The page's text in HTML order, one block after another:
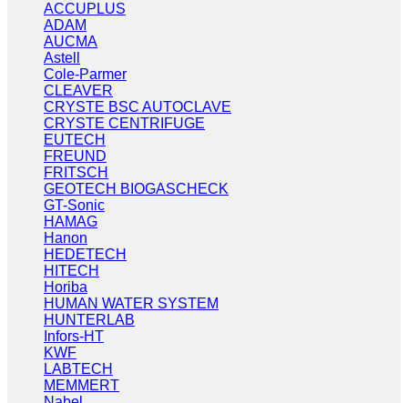
ACCUPLUS
ADAM
AUCMA
Astell
Cole-Parmer
CLEAVER
CRYSTE BSC AUTOCLAVE
CRYSTE CENTRIFUGE
EUTECH
FREUND
FRITSCH
GEOTECH BIOGASCHECK
GT-Sonic
HAMAG
Hanon
HEDETECH
HITECH
Horiba
HUMAN WATER SYSTEM
HUNTERLAB
Infors-HT
KWF
LABTECH
MEMMERT